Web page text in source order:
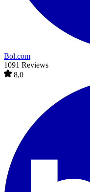
Bol.com
1091 Reviews
8,0